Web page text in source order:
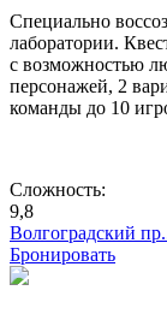
Специально
лаборатории.
с возможностью
персонажей, 2
команды до 10
Сложность:
9,8
Волгоградский
Бронировать